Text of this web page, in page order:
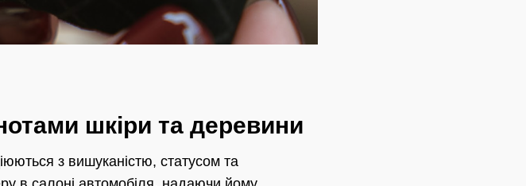
шкіри та деревини
з вишуканістю, статусом та